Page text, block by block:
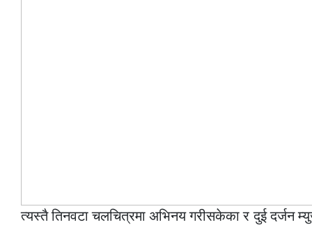
त्यस्तै तिनवटा चलचित्रमा अभिनय गरीसकेका र दुई दर्जन